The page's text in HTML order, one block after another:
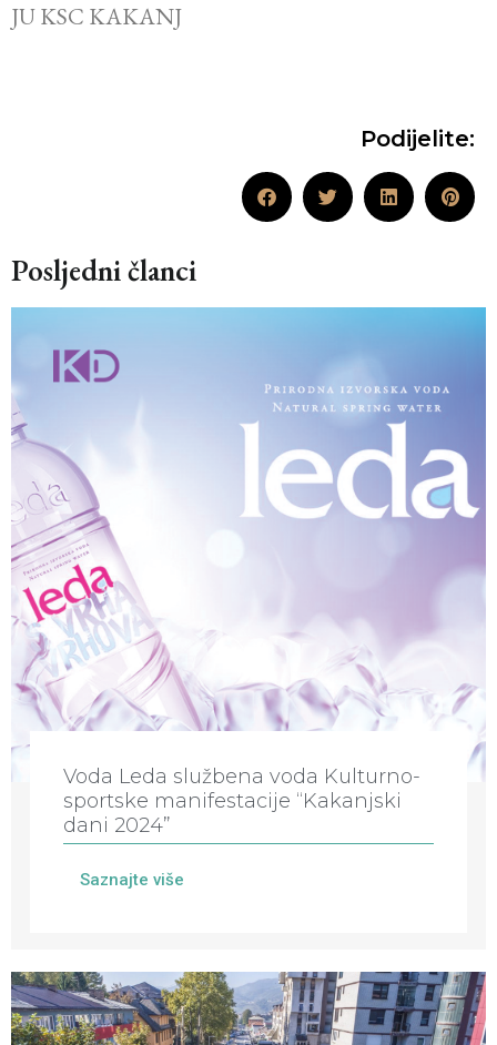
JU KSC KAKANJ
Podijelite:
Posljedni članci
Voda Leda službena voda Kulturno-
sportske manifestacije “Kakanjski
dani 2024”
Saznajte više